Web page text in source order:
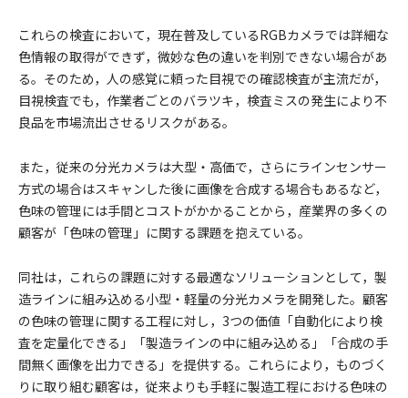
これらの検査において，現在普及しているRGBカメラでは詳細な
色情報の取得ができず，微妙な色の違いを判別できない場合があ
る。そのため，人の感覚に頼った目視での確認検査が主流だが，
目視検査でも，作業者ごとのバラツキ，検査ミスの発生により不
良品を市場流出させるリスクがある。
また，従来の分光カメラは大型・高価で，さらにラインセンサー
方式の場合はスキャンした後に画像を合成する場合もあるなど，
色味の管理には手間とコストがかかることから，産業界の多くの
顧客が「色味の管理」に関する課題を抱えている。
同社は，これらの課題に対する最適なソリューションとして，製
造ラインに組み込める小型・軽量の分光カメラを開発した。顧客
の色味の管理に関する工程に対し，3つの価値「自動化により検
査を定量化できる」「製造ラインの中に組み込める」「合成の手
間無く画像を出力できる」を提供する。これらにより，ものづく
りに取り組む顧客は，従来よりも手軽に製造工程における色味の